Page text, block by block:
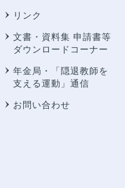
リンク
文書・資料集 申請書等
ダウンロードコーナー
年金局・
「隠退教師を
支える運動」通信
お問い合わせ